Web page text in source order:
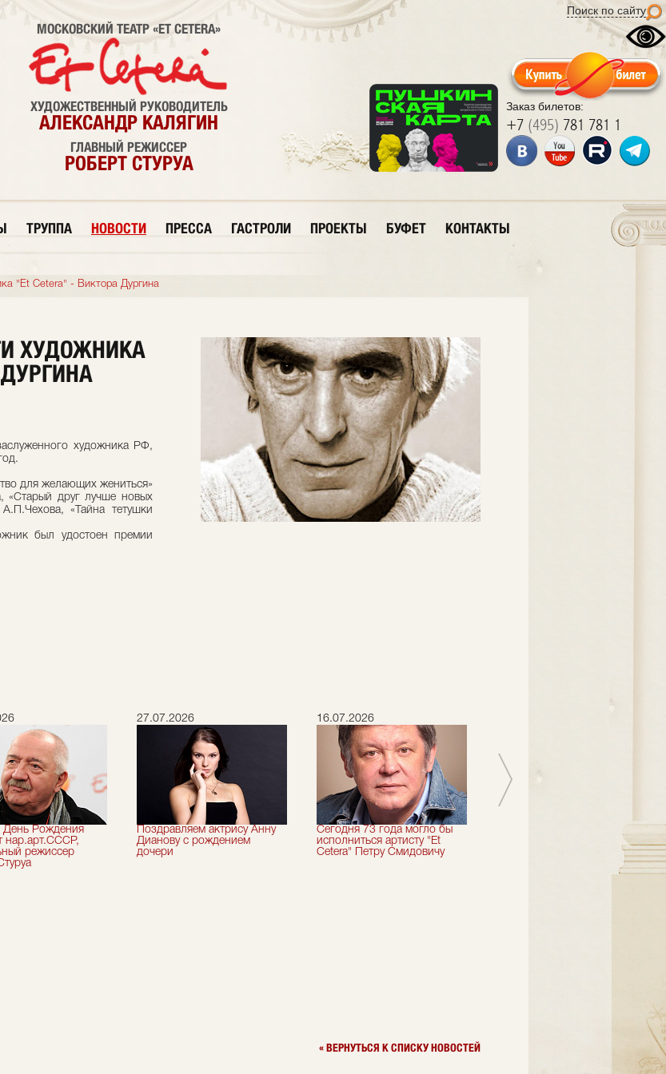
Поиск по сайту
Заказ билетов:
+7 (495) 781 781 1
МОСКОВСКИЙ ТЕАТР «ET CETERA»
ХУДОЖЕСТВЕННЫЙ РУКОВОДИТЕЛЬ
АЛЕКСАНДР КАЛЯГИН
ГЛАВНЫЙ РЕЖИССЕР
РОБЕРТ СТУРУА
ТРУППА НОВОСТИ ПРЕССА ГАСТРОЛИ ПРОЕКТЫ БУФЕТ КОНТАКТЫ
"Et Cetera" - Виктора Дургина
ХУДОЖНИКА
ДУРГИНА
художника РФ,
для желающих жениться»
«Старый друг лучше новых
«Тайна тетушки
был удостоен премии
День Рождения
нар.арт.СССР,
режиссер
27.07.2026
Поздравляем актрису Анну
Дианову с рождением
дочери
16.07.2026
Сегодня 73 года могло бы
исполниться артисту "Et
Cetera" Петру Смидовичу
отмечает актер "Et Cetera" -
« ВЕРНУТЬСЯ К СПИСКУ НОВОСТЕЙ